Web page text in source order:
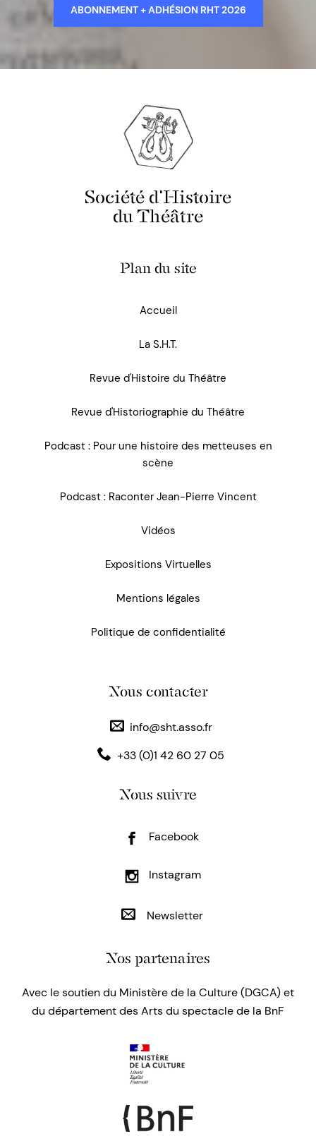
ABONNEMENT + ADHÉSION RHT 2026
Société d'Histoire
du Théâtre
Plan du site
Accueil
La S.H.T.
Revue d'Histoire du Théâtre
Revue d'Historiographie du Théâtre
Podcast : Pour une histoire des metteuses en
scène
Podcast : Raconter Jean-Pierre Vincent
Vidéos
Expositions Virtuelles
Mentions légales
Politique de confidentialité
Nous contacter
info@sht.asso.fr
+33 (0)1 42 60 27 05
Nous suivre
Facebook
Instagram
Newsletter
Nos partenaires
Avec le soutien du Ministère de la Culture (DGCA) et
du département des Arts du spectacle de la BnF